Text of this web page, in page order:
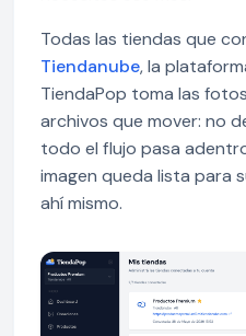
Todas las tiendas que
Tiendanube, la
TiendaPop toma las
archivos que mover: no
todo el flujo pasa
imagen queda lista para
ahí mismo.